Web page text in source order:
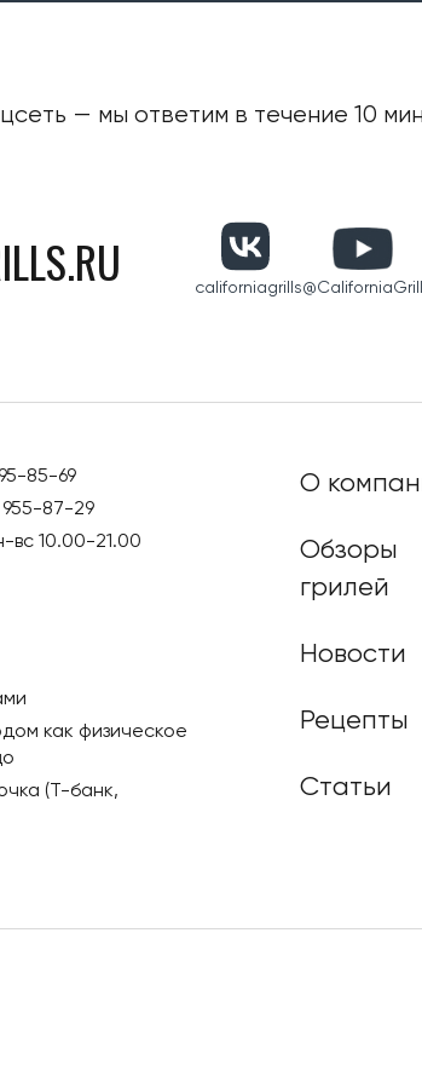
— мы ответим в течение 10
californiagrills@CaliforniaGrill
85-69
955-87-29
вс 10.00-21.00
как физическое
(Т-банк,
О
Обзоры
грилей
Новости
Рецепты
Статьи